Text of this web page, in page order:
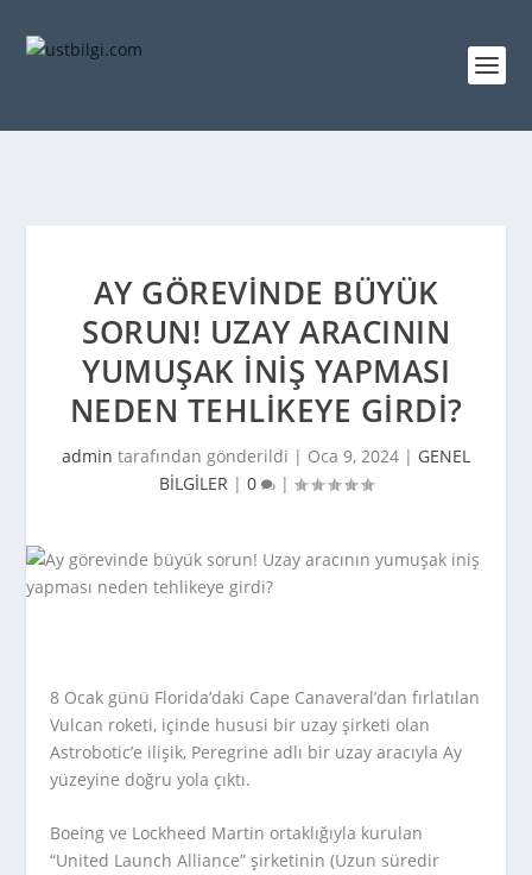
AY GÖREVINDE BÜYÜK
SORUN! UZAY ARACININ
YUMUŞAK INIŞ YAPMASI
NEDEN TEHLIKEYE GIRDI?
admin tarafından gönderildi | Oca 9, 2024 | GENEL
BİLGİLER | 0 |
8 Ocak günü Florida’daki Cape Canaveral’dan fırlatılan
Vulcan roketi, içinde hususi bir uzay şirketi olan
Astrobotic’e ilişik, Peregrine adlı bir uzay aracıyla Ay
yüzeyine doğru yola çıktı.
Boeing ve Lockheed Martin ortaklığıyla kurulan
“United Launch Alliance” şirketinin (Uzun süredir